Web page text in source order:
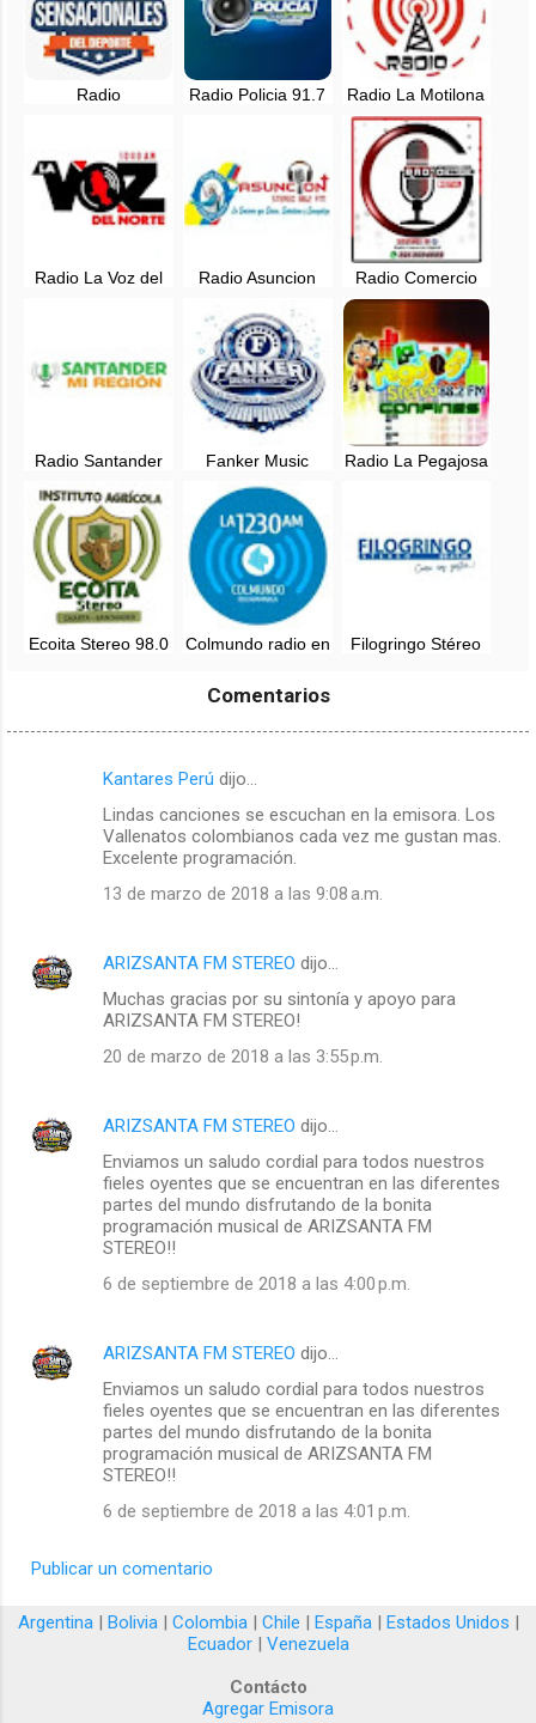
Radio
Colombia
Radio Policia 91.7
Radio La Motilona
en vivo -
Santander,
colombia
Radio La Voz del
Radio Asuncion
Santander,
Colombia
Radio Comercio
Digital en vivo -
Colombia
Radio Santander
Colombia
Fanker Music
Cali, Colombia
Radio La Pegajosa
Ecoita Stereo 98.0
Colmundo radio en
Colombia
Filogringo Stéreo
Comentarios
a
s
Kantares Perú dijo…
Lindas canciones se escuchan en la emisora. Los
Vallenatos colombianos cada vez me gustan mas.
Excelente programación.
13 de marzo de 2018 a las 9:08 a.m.
ARIZSANTA FM STEREO dijo…
Muchas gracias por su sintonía y apoyo para
ARIZSANTA FM STEREO!
20 de marzo de 2018 a las 3:55 p.m.
ARIZSANTA FM STEREO dijo…
Enviamos un saludo cordial para todos nuestros
fieles oyentes que se encuentran en las diferentes
partes del mundo disfrutando de la bonita
programación musical de ARIZSANTA FM
STEREO!!
6 de septiembre de 2018 a las 4:00 p.m.
ARIZSANTA FM STEREO dijo…
Enviamos un saludo cordial para todos nuestros
fieles oyentes que se encuentran en las diferentes
partes del mundo disfrutando de la bonita
programación musical de ARIZSANTA FM
STEREO!!
6 de septiembre de 2018 a las 4:01 p.m.
Publicar un comentario
Argentina| Bolivia| Colombia| Chile | España| Estados Unidos |
Ecuador| Venezuela
Contácto
Agregar Emisora